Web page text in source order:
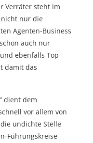
Verräter steht im
nicht nur die
Agenten-Business
auch nur
ebenfalls Top-
damit das
dient dem
vor allem von
undichte Stelle
Führungskreise